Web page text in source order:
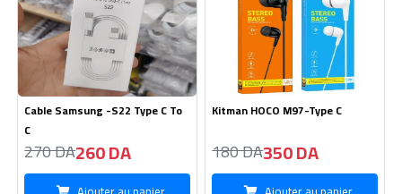
Led Rechargeable USB
2200 DA 2100 DA
Ajouter au panier
Cable HOCO X88 CTo iPhone
240 DA 230 DA
Ajouter au panier